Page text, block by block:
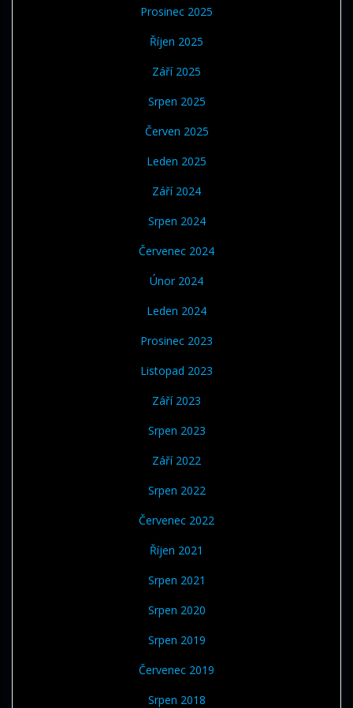
Prosinec 2025
Říjen 2025
Září 2025
Srpen 2025
Červen 2025
Leden 2025
Září 2024
Srpen 2024
Červenec 2024
Únor 2024
Leden 2024
Prosinec 2023
Listopad 2023
Září 2023
Srpen 2023
Září 2022
Srpen 2022
Červenec 2022
Říjen 2021
Srpen 2021
Srpen 2020
Srpen 2019
Červenec 2019
Srpen 2018